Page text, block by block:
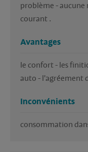
problème -
courant .
Avantages
le confort - les
auto - l'agréement
Inconvénients
consommation